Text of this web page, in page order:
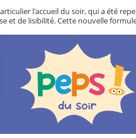
l'accueil du soir, qui a été
et de lisibilité. Cette nouvelle